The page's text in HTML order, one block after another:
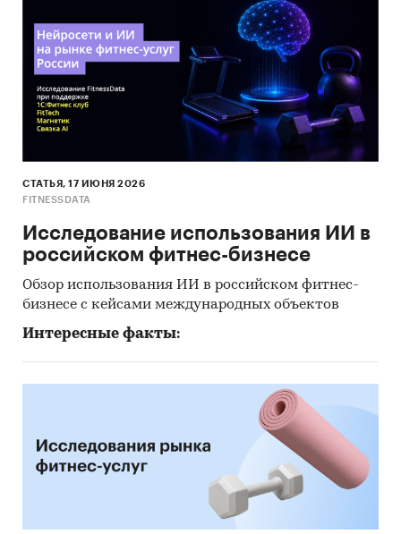
СТАТЬЯ, 17 ИЮНЯ 2026
FITNESSDATA
Исследование использования ИИ в
российском фитнес-бизнесе
Обзор использования ИИ в российском фитнес-
бизнесе с кейсами международных объектов
Интересные факты: